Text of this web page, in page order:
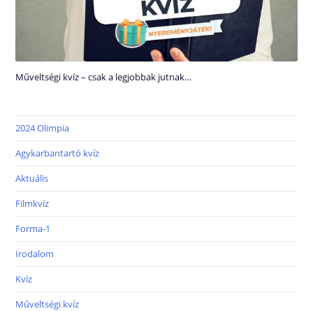
Műveltségi kvíz – csak a legjobbak jutnak…
2024 Olimpia
Agykarbantartó kvíz
Aktuális
Filmkvíz
Forma-1
Irodalom
Kvíz
Műveltségi kvíz